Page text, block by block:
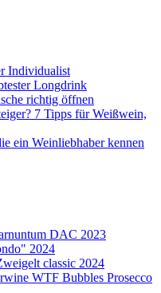
Individualist
Longdrink
richtig öffnen
7 Tipps für Weißwein,
ein Weinliebhaber kennen
DAC 2023
2024
classic 2024
WTF Bubbles Prosecco